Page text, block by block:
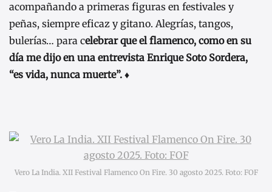
acompañando a primeras figuras en festivales y
peñas, siempre eficaz y gitano. Alegrías, tangos,
bulerías… para celebrar que el flamenco, como en su
día me dijo en una entrevista Enrique Soto Sordera,
“es vida, nunca muerte”. ♦
Vero La India. XII Festival Flamenco On Fire. 30 agosto 2025. Foto: FOF